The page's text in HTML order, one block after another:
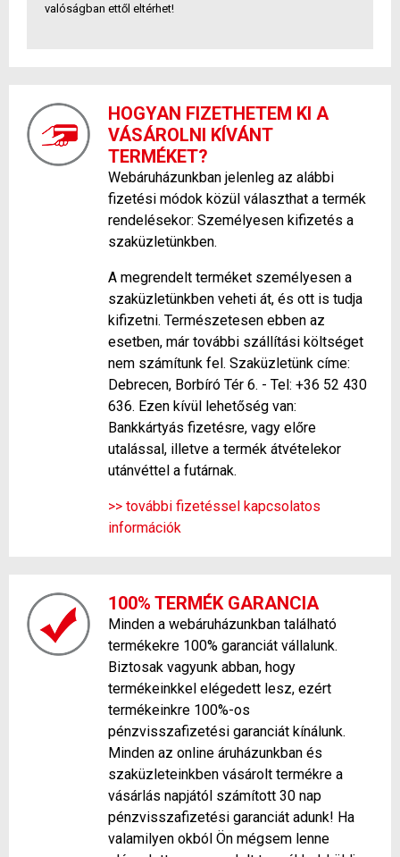
valóságban ettől eltérhet!
HOGYAN FIZETHETEM KI A
VÁSÁROLNI KÍVÁNT
TERMÉKET?
Webáruházunkban jelenleg az alábbi
fizetési módok közül választhat a termék
rendelésekor: Személyesen kifizetés a
szaküzletünkben.
A megrendelt terméket személyesen a
szaküzletünkben veheti át, és ott is tudja
kifizetni. Természetesen ebben az
esetben, már további szállítási költséget
nem számítunk fel. Szaküzletünk címe:
Debrecen, Borbíró Tér 6. - Tel: +36 52 430
636. Ezen kívül lehetőség van:
Bankkártyás fizetésre, vagy előre
utalással, illetve a termék átvételekor
utánvéttel a futárnak.
>> további fizetéssel kapcsolatos
információk
100% TERMÉK GARANCIA
Minden a webáruházunkban található
termékekre 100% garanciát vállalunk.
Biztosak vagyunk abban, hogy
termékeinkkel elégedett lesz, ezért
termékeinkre 100%-os
pénzvisszafizetési garanciát kínálunk.
Minden az online áruházunkban és
szaküzleteinkben vásárolt termékre a
vásárlás napjától számított 30 nap
pénzvisszafizetési garanciát adunk! Ha
valamilyen okból Ön mégsem lenne